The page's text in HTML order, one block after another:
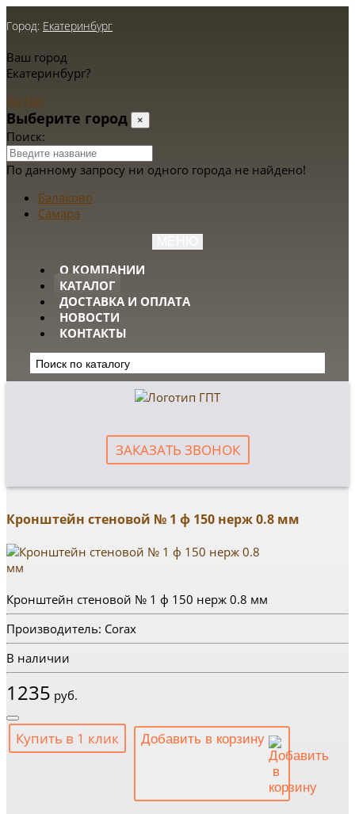
Город: Екатеринбург
Ваш город
Екатеринбург?
Да Нет
Выберите город ×
Поиск:
По данному запросу ни одного города не найдено!
Балаково
Самара
О КОМПАНИИ
КАТАЛОГ
ДОСТАВКА И ОПЛАТА
НОВОСТИ
КОНТАКТЫ
ЗАКАЗАТЬ ЗВОНОК
Кронштейн стеновой № 1 ф 150 нерж 0.8 мм
Кронштейн стеновой № 1 ф 150 нерж 0.8 мм
Производитель: Corax
В наличии
1235 руб.
Купить в 1 клик Добавить в корзину